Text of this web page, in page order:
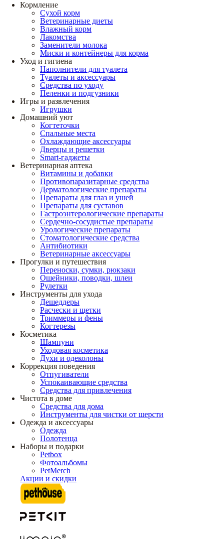
Кормление
Сухой корм
Ветеринарные диеты
Влажный корм
Лакомства
Заменители молока
Миски и контейнеры для корма
Уход и гигиена
Наполнители для туалета
Туалеты и аксессуары
Средства по уходу
Пеленки и подгузники
Игры и развлечения
Игрушки
Домашний уют
Когтеточки
Спальные места
Охлаждающие аксессуары
Дверцы и решетки
Smart-гаджеты
Ветеринарная аптека
Витамины и добавки
Противопаразитарные средства
Дерматологические препараты
Препараты для глаз и ушей
Препараты для суставов
Гастроэнтерологические препараты
Сердечно-сосудистые препараты
Урологические препараты
Стоматологические средства
Антибиотики
Ветеринарные аксессуары
Прогулки и путешествия
Переноски, сумки, рюкзаки
Ошейники, поводки, шлеи
Рулетки
Инструменты для ухода
Дешеддеры
Расчески и щетки
Триммеры и фены
Когтерезы
Косметика
Шампуни
Уходовая косметика
Духи и одеколоны
Коррекция поведения
Отпугиватели
Успокаивающие средства
Средства для привлечения
Чистота в доме
Средства для дома
Инструменты для чистки от шерсти
Одежда и аксессуары
Одежда
Полотенца
Наборы и подарки
Petbox
Фотоальбомы
PetMerch
Акции и скидки